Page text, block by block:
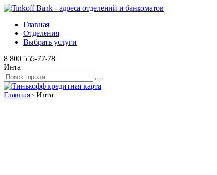
Главная
Отделения
Выбрать услуги
8 800 555-77-78
Инта
Главная › Инта